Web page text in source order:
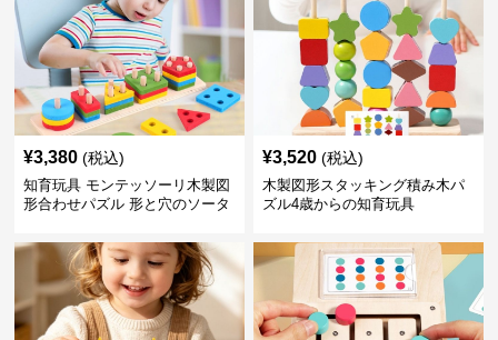
¥3,380 (税込)
知育玩具 モンテッソーリ木製図
形合わせパズル 形と穴のソータ
¥3,520 (税込)
木製図形スタッキング積み木パ
ズル4歳からの知育玩具